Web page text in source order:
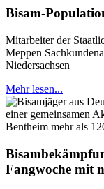
Bisam-
Mitarbeiter der
Meppen
Niedersachsen
Mehr lesen...
Fangwoche mit